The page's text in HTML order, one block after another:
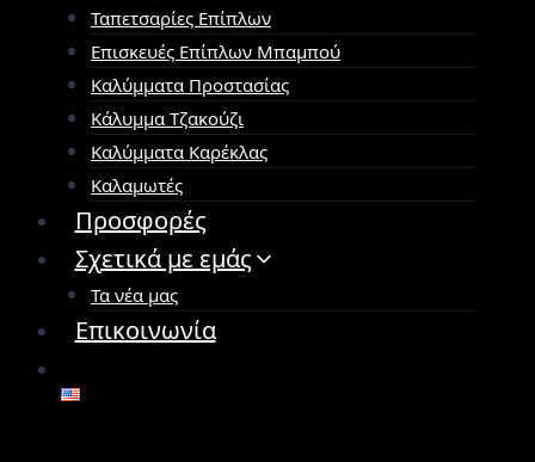
Ταπετσαρίες Επίπλων
Επισκευές Επίπλων Μπαμπού
Καλύμματα Προστασίας
Κάλυμμα Τζακούζι
Καλύμματα Καρέκλας
Καλαμωτές
Προσφορές
Σχετικά με εμάς
Τα νέα μας
Επικοινωνία